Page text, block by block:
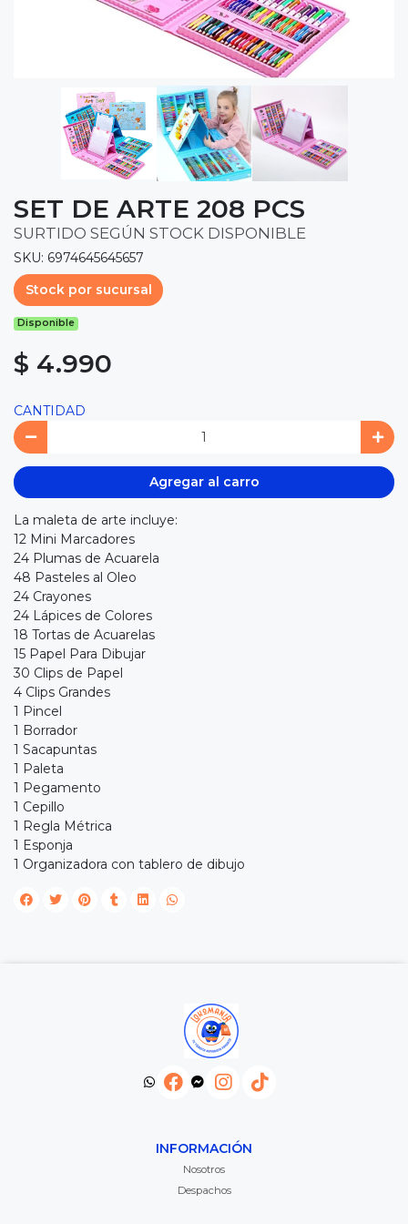
SET DE ARTE 208 PCS
SURTIDO SEGÚN STOCK DISPONIBLE
SKU: 6974645645657
Stock por sucursal
Disponible
$ 4.990
CANTIDAD
Agregar al carro
La maleta de arte incluye:
12 Mini Marcadores
24 Plumas de Acuarela
48 Pasteles al Oleo
24 Crayones
24 Lápices de Colores
18 Tortas de Acuarelas
15 Papel Para Dibujar
30 Clips de Papel
4 Clips Grandes
1 Pincel
1 Borrador
1 Sacapuntas
1 Paleta
1 Pegamento
1 Cepillo
1 Regla Métrica
1 Esponja
1 Organizadora con tablero de dibujo
INFORMACIÓN
Nosotros
Despachos